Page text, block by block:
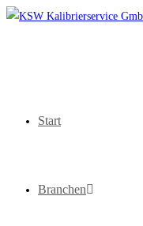
Start
Branchen